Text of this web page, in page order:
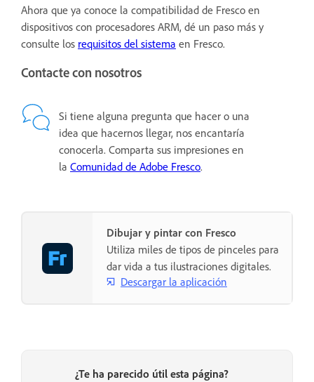
Ahora que ya conoce la compatibilidad de Fresco en
dispositivos con procesadores ARM, dé un paso más y
consulte los requisitos del sistema en Fresco.
Contacte con nosotros
Si tiene alguna pregunta que hacer o una
idea que hacernos llegar, nos encantaría
conocerla. Comparta sus impresiones en
la Comunidad de Adobe Fresco.
Dibujar y pintar con Fresco
Utiliza miles de tipos de pinceles para
dar vida a tus ilustraciones digitales.
Descargar la aplicación
¿Te ha parecido útil esta página?